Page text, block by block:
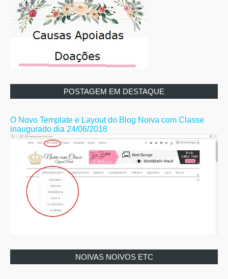
POSTAGEM EM DESTAQUE
O Novo Template e Layout do Blog Noiva com Classe
inaugurado dia 24/06/2018
NOIVAS NOIVOS ETC